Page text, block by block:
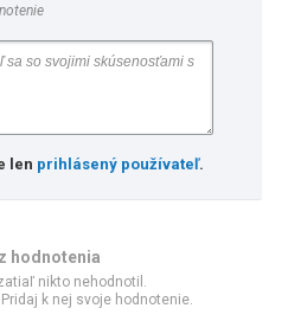
len prihlásený používateľ.
hodnotenia
nikto nehodnotil.
Pridaj k nej svoje hodnotenie.